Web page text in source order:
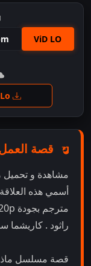
ViD LO
قصة
مشاهدة و تحميل
راثود . كاريشما
قصة مسلسل ماذا